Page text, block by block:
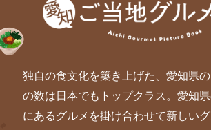
独自の食文化を築き上げた、愛知県
の数は日本でもトップクラス。愛知
にあるグルメを掛け合わせて新しい